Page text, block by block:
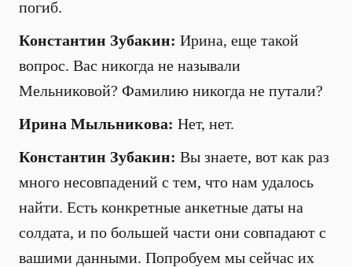
погиб.
Константин Зубакин: Ирина, еще такой
вопрос. Вас никогда не называли
Мельниковой? Фамилию никогда не путали?
Ирина Мыльникова: Нет, нет.
Константин Зубакин: Вы знаете, вот как раз
много несовпадений с тем, что нам удалось
найти. Есть конкретные анкетные даты на
солдата, и по большей части они совпадают с
вашими данными. Попробуем мы сейчас их